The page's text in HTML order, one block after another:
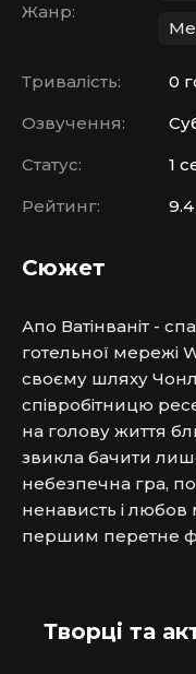
Жанр:
Тривалість:
0
Озвучення:
Статус:
1
Рейтинг:
Сюжет
Апо Ватінваніт -
готельної мережі
своєму шляху
співробітницю
на голову життя
звикла бачити
небезпечна гра,
ненависть і
першим перетне
Творці та